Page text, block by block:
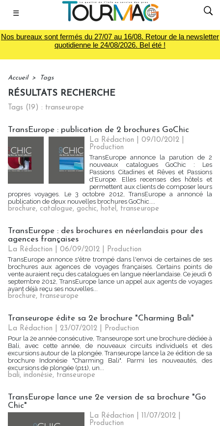
☰
Nos bureaux sont fermés du 27/07 au 16/08. Retour de la newsletter
quotidienne le 24/08/2026. Bel été !
Accueil > Tags
RÉSULTATS RECHERCHE
Tags (19) : transeurope
TransEurope : publication de 2 brochures GoChic
La Rédaction | 09/10/2012
Production
TransEurope annonce la parution de 2
nouveaux catalogues GoChic : Les
Passions Citadines et Rêves et Passions
d'Europe. Elles recenses des hôtels et
permettent aux clients de composer leurs
propres voyages. Le 3 octobre 2012, TransEurope a annoncé la
publication de deux nouvelles brochures GoChic....
brochure, catalogue, gochic, hotel, transeurope
TransEurope : des brochures en néerlandais pour des
agences françaises
La Rédaction | 06/09/2012
Production
TransEurope annonce s'être trompé dans l'envoi de certaines de ses
brochures aux agences de voyages françaises. Certains points de
vente auraient reçu des catalogues en langue néerlandaise. Ce jeudi 6
septembre 2012, TransEurope lance un appel aux agents de voyages
ayant déjà reçu ses nouvelles...
brochure, transeurope
Transeurope édite sa 2e brochure "Charming Bali"
La Rédaction | 23/07/2012
Production
Pour la 2e année consécutive, Transeurope sort une brochure dédiée à
Bali, avec cette année, de nouveaux circuits individuels et des
excursions autour de la plongée. Transeurope lance la 2e édition de sa
brochure Indonésie "Charming Bali". Parmi les nouveautés, des
excursions de plongée (p11), un...
bali, indonésie, transeurope
TransEurope lance une 2e version de sa brochure "Go
Chic"
La Rédaction | 11/07/2012
Production